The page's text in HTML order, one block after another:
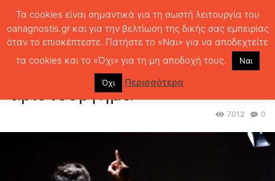
Βόυτσεκ: Ένα ημιτελές αριστούργημα
Βόυτσεκ: Ένα ημιτελές
αριστούργημα
0
7012
Τα cookies είναι σημαντικά για τη σωστή λειτουργία του
oanagnostis.gr και για την βελτίωση της δικής σας εμπειρίας
όταν το επισκέπτεστε. Πατήστε το «Ναι» για να αποδεχτείτε
τα cookies και το «Όχι» για τη μη αποδοχή τους.
Ναι
Όχι Περισσότερα